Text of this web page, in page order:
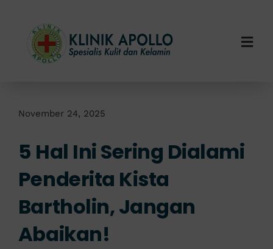
content
Layanan Kami
Info Klinik
November 24, 2025
5 Hal Ini Sering Dialami
Penderita Kista
Bartholin, Jangan
Abaikan!